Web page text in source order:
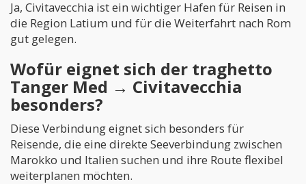
Ja, Civitavecchia ist ein wichtiger Hafen für Reisen in
die Region Latium und für die Weiterfahrt nach Rom
gut gelegen.
Wofür eignet sich der traghetto
Tanger Med → Civitavecchia
besonders?
Diese Verbindung eignet sich besonders für
Reisende, die eine direkte Seeverbindung zwischen
Marokko und Italien suchen und ihre Route flexibel
weiterplanen möchten.